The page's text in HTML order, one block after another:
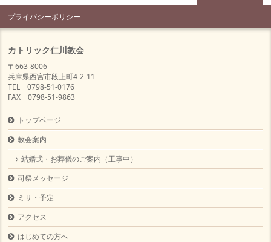
プライバシーポリシー
カトリック仁川教会
〒663-8006
兵庫県西宮市段上町4-2-11
TEL 0798-51-0176
FAX 0798-51-9863
トップページ
教会案内
結婚式・お葬儀のご案内（工事中）
司祭メッセージ
ミサ・予定
アクセス
はじめての方へ